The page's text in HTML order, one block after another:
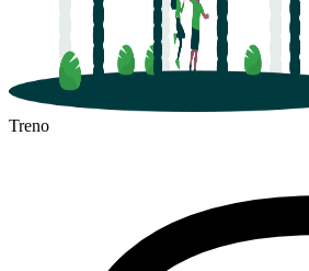
Treno